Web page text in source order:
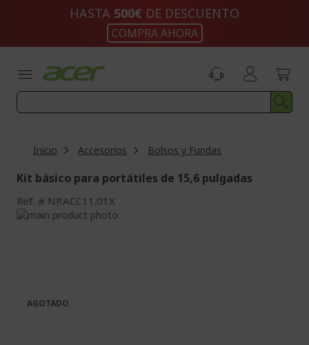
HASTA 500€ DE DESCUENTO
COMPRA AHORA
Inicio Accesorios Bolsos y Fundas
Kit básico para portátiles de 15,6 pulgadas
Ref. NP.ACC11.01X
Saltar
imágenes
galería
AGOTADO